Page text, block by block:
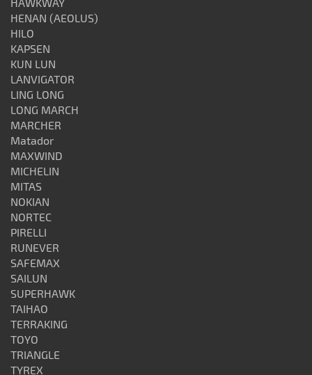
HENAN (AEOLUS)
HILO
KAPSEN
KUN LUN
LANVIGATOR
LING LONG
LONG MARCH
MARCHER
Matador
MAXWIND
MICHELIN
MITAS
NOKIAN
NORTEC
PIRELLI
RUNEVER
SAFEMAX
SAILUN
SUPERHAWK
TAIHAO
TERRAKING
TOYO
TRIANGLE
TYREX